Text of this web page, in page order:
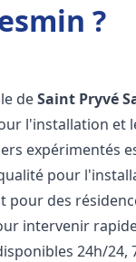
?
deSaint Pryvé
l'installation et
expérimentés
pour
pour des
intervenir
24h/